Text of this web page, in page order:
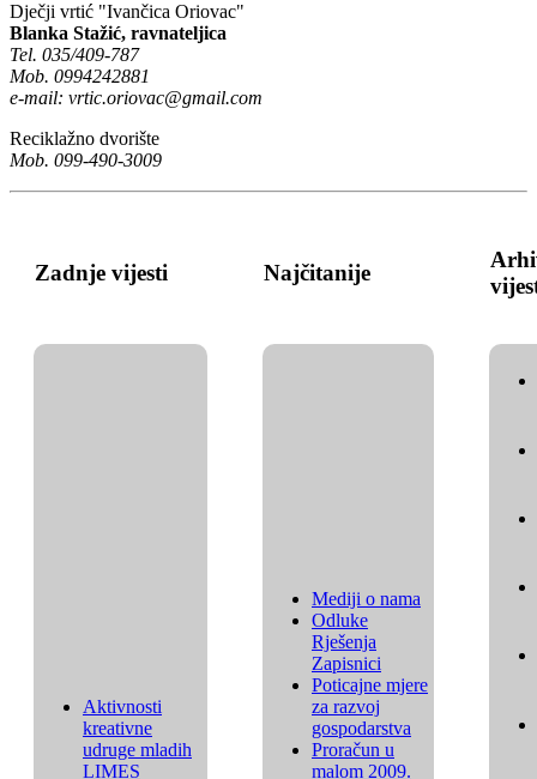
Dječji vrtić "Ivančica Oriovac"
Blanka Stažić, ravnateljica
Tel. 035/409-787
Mob. 0994242881
e-mail: vrtic.oriovac@gmail.com
Reciklažno dvorište
Mob. 099-490-3009
Zadnje vijesti Najčitanije
Aktivnosti
kreativne
udruge mladih
LIMES
Mediji o nama
Odluke
Rješenja
Zapisnici
Poticajne mjere
za razvoj
gospodarstva
Proračun u
malom 2009.